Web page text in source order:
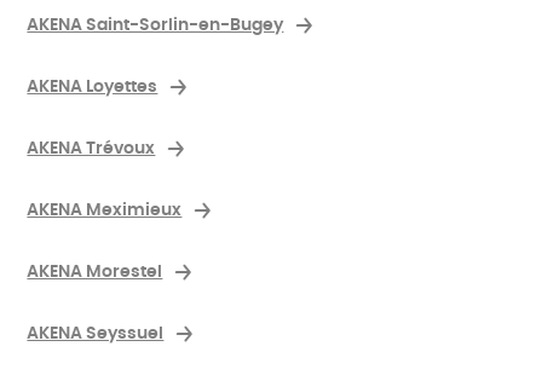
AKENA Saint-Sorlin-en-Bugey
AKENA Loyettes
AKENA Trévoux
AKENA Meximieux
AKENA Morestel
AKENA Seyssuel